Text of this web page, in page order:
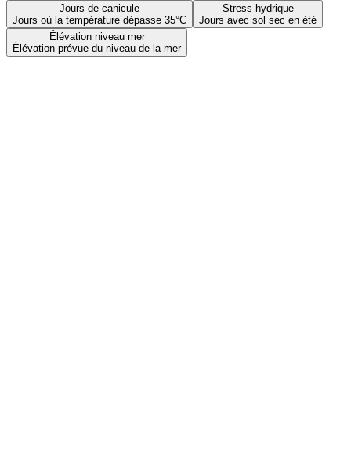
Jours de canicule
Jours où la température dépasse 35°C
Stress hydrique
Jours avec sol sec en été
Élévation niveau mer
Élévation prévue du niveau de la mer